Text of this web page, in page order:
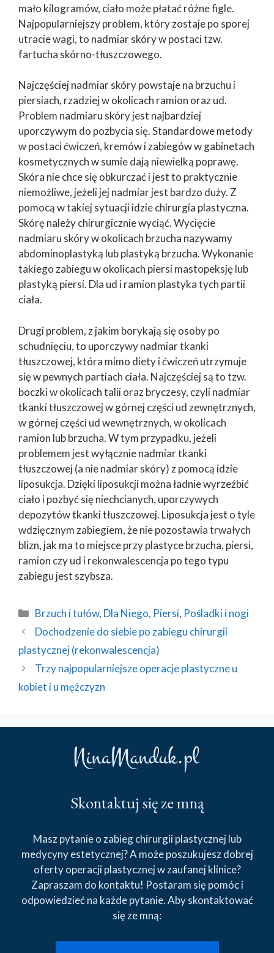
mało kilogramów, ciało może płatać różne figle.
Najpopularniejszy problem, który zostaje po sporej
utracie wagi, to nadmiar skóry w postaci tzw.
fartucha skórno-tłuszczowego.
Najczęściej nadmiar skóry powstaje na brzuchu i
piersiach, rzadziej w okolicach ramion oraz ud.
Problem nadmiaru skóry jest najbardziej
uporczywym do pozbycia się. Standardowe metody
w postaci ćwiczeń, kremów i zabiegów w gabinetach
kosmetycznych w sumie dają niewielką poprawę.
Skóra nie chce się obkurczać i jest to praktycznie
niemożliwe, jeżeli jej nadmiar jest bardzo duży. Z
pomocą w takiej sytuacji idzie chirurgia plastyczna.
Skórę należy chirurgicznie wyciąć. Wycięcie
nadmiaru skóry w okolicach brzucha nazywamy
abdominoplastyką lub plastyką brzucha. Wykonanie
takiego zabiegu w okolicach piersi mastopeksję lub
plastyką piersi. Dla ud i ramion plastyka tych partii
ciała.
Drugi problem, z jakim borykają się osoby po
schudnięciu, to uporczywy nadmiar tkanki
tłuszczowej, która mimo diety i ćwiczeń utrzymuje
się w pewnych partiach ciała. Najczęściej są to tzw.
boczki w okolicach talii oraz bryczesy, czyli nadmiar
tkanki tłuszczowej w górnej części ud zewnętrznych,
w górnej części ud wewnętrznych, w okolicach
ramion lub brzucha. W tym przypadku, jeżeli
problemem jest wyłącznie nadmiar tkanki
tłuszczowej (a nie nadmiar skóry) z pomocą idzie
liposukcja. Dzięki liposukcji można ładnie wyrzeźbić
ciało i pozbyć się niechcianych, uporczywych
depozytów tkanki tłuszczowej. Liposukcja jest o tyle
wdzięcznym zabiegiem, że nie pozostawia trwałych
blizn, jak ma to miejsce przy plastyce brzucha, piersi,
ramion czy ud i rekonwalescencja po tego typu
zabiegu jest szybsza.
Kategorie
Brzuch i tułów, Dla Niego, Piersi, Pośladki i nogi
Dochodzenie do siebie po zabiegu chirurgii
plastycznej (rekonwalescencja)
Trzy najpopularniejsze operacje plastyczne u
kobiet i u mężczyzn
Skontaktuj się ze mną
Masz pytanie o zabieg chirurgii plastycznej lub
medycyny estetycznej? A może poszukujesz dobrej
oferty operacji plastycznej w zaufanej klinice?
Zapraszam do kontaktu! Postaram się pomóc i
odpowiedzieć na każde pytanie. Aby skontaktować
się ze mną: